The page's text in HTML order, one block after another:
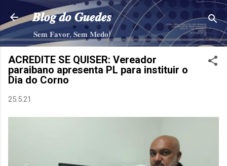
Pular para o conteúdo principal
𝑩𝒍𝒐𝒈 𝒅𝒐 𝑮𝒖𝒆𝒅𝒆𝒔
𝐒𝐞𝐦 𝐅𝐚𝐯𝐨𝐫, 𝐒𝐞𝐦 𝐌𝐞𝐝𝐨!
ACREDITE SE QUISER: Vereador
paraibano apresenta PL para instituir o
Dia do Corno
25.5.21